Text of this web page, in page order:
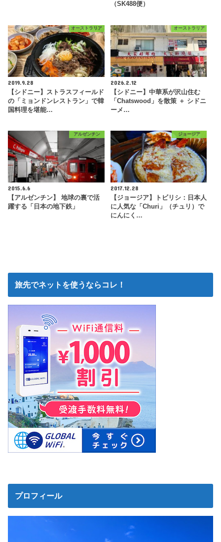
（SK488便）
オーストラリア
2019.9.28
【シドニー】ストラスフィールド
の「ミョンドンレストラン」で韓
国料理を堪能…
オーストラリア
2026.2.12
【シドニー】中華系が沢山住む
「Chatswood」を散策 ＋ シドニ
ーメ…
アルゼンチン
2015.6.6
【アルゼンチン】 地球の裏で活
躍する「日本の地下鉄」
ジョージア
2017.12.28
【ジョージア】トビリシ：日本人
に人気な「Churi」（チュリ）で
にんにく…
旅先でネットを使うならコレ！
プロフィール